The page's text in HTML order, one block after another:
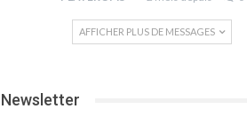
AFFICHER PLUS DE MESSAGES
Newsletter